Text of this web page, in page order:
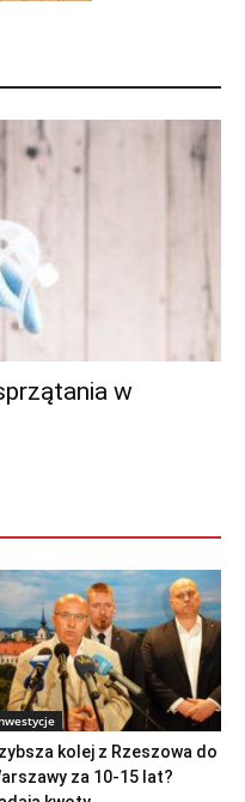
w
kolej z Rzeszowa do
za 10-15 lat?